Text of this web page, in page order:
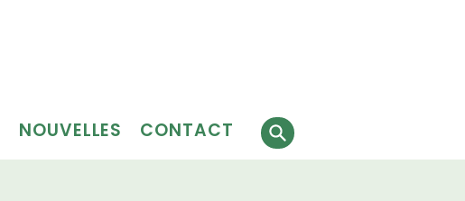
NOUVELLES CONTACT